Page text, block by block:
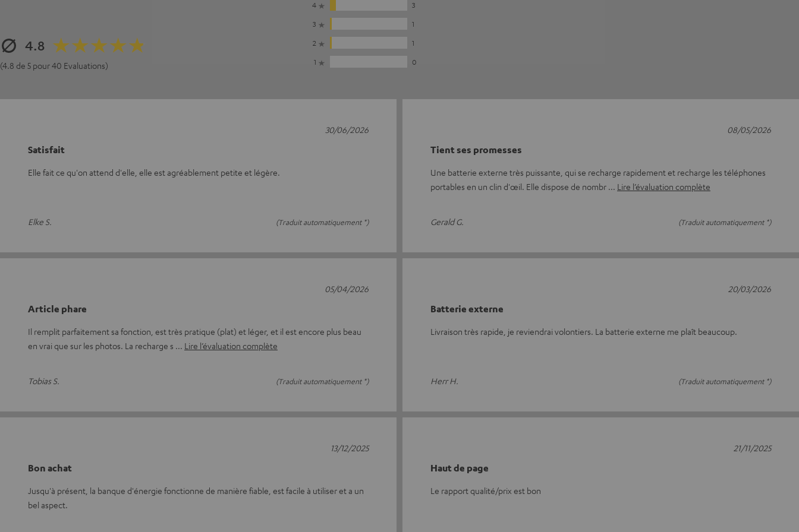
4.8
(4.8 de 5 pour 40 Evaluations)
4
3
3
1
2
1
1
0
Satisfait
Elle fait ce qu'on attend d'elle, elle est agréablement petite et légère.
Elke S. (Traduit automatiquement *)
30/06/2026
Tient ses promesses
Une batterie externe très puissante, qui se recharge rapidement et recharge les téléphones
portables en un clin d'œil. Elle dispose de nombr
Lire l’évaluation complète
Gerald G. (Traduit automatiquement *)
08/05/2026
Article phare
Il remplit parfaitement sa fonction, est très pratique (plat) et léger, et il est encore plus beau
en vrai que sur les photos. La recharge s
Lire l’évaluation complète
Tobias S. (Traduit automatiquement *)
05/04/2026
Batterie externe
Livraison très rapide, je reviendrai volontiers. La batterie externe me plaît beaucoup.
Herr H. (Traduit automatiquement *)
20/03/2026
Bon achat
Jusqu'à présent, la banque d'énergie fonctionne de manière fiable, est facile à utiliser et a un
bel aspect.
13/12/2025
Haut de page
Le rapport qualité/prix est bon
21/11/2025